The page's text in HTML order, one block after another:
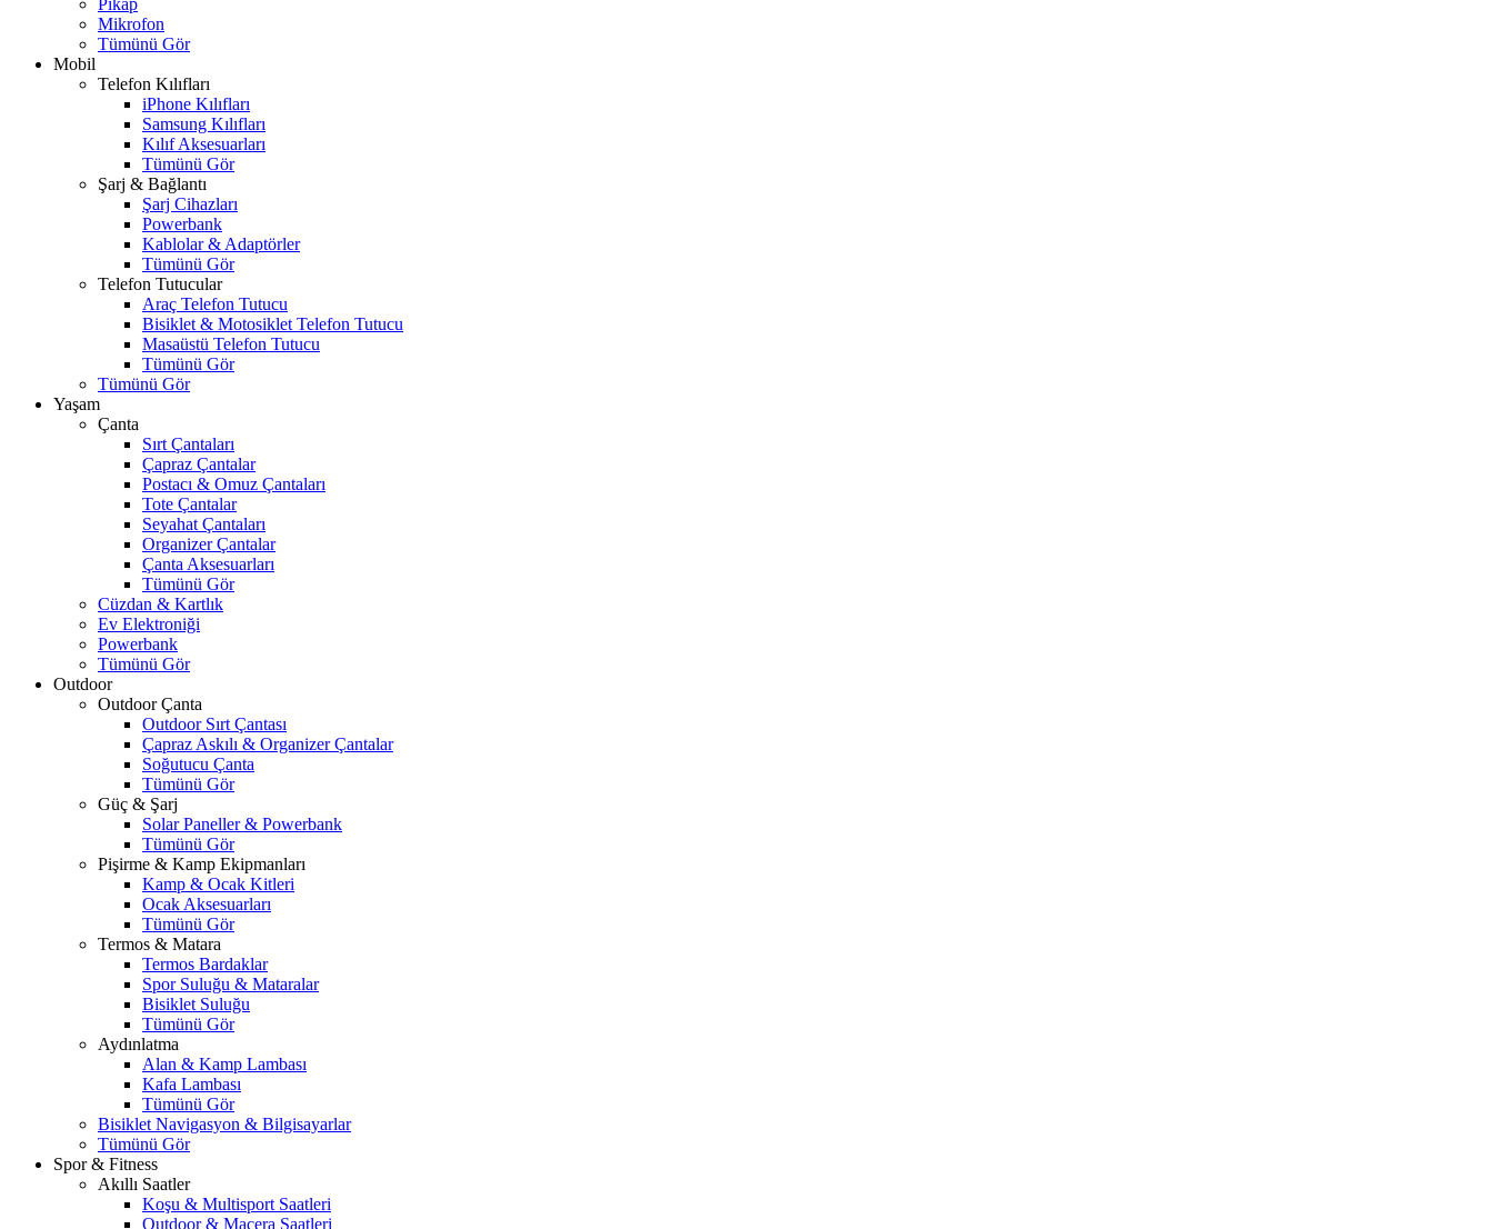
Pikap
Mikrofon
Tümünü Gör
Mobil
Telefon Kılıfları
iPhone Kılıfları
Samsung Kılıfları
Kılıf Aksesuarları
Tümünü Gör
Şarj & Bağlantı
Şarj Cihazları
Powerbank
Kablolar & Adaptörler
Tümünü Gör
Telefon Tutucular
Araç Telefon Tutucu
Bisiklet & Motosiklet Telefon Tutucu
Masaüstü Telefon Tutucu
Tümünü Gör
Tümünü Gör
Yaşam
Çanta
Sırt Çantaları
Çapraz Çantalar
Postacı & Omuz Çantaları
Tote Çantalar
Seyahat Çantaları
Organizer Çantalar
Çanta Aksesuarları
Tümünü Gör
Cüzdan & Kartlık
Ev Elektroniği
Powerbank
Tümünü Gör
Outdoor
Outdoor Çanta
Outdoor Sırt Çantası
Çapraz Askılı & Organizer Çantalar
Soğutucu Çanta
Tümünü Gör
Güç & Şarj
Solar Paneller & Powerbank
Tümünü Gör
Pişirme & Kamp Ekipmanları
Kamp & Ocak Kitleri
Ocak Aksesuarları
Tümünü Gör
Termos & Matara
Termos Bardaklar
Spor Suluğu & Mataralar
Bisiklet Suluğu
Tümünü Gör
Aydınlatma
Alan & Kamp Lambası
Kafa Lambası
Tümünü Gör
Bisiklet Navigasyon & Bilgisayarlar
Tümünü Gör
Spor & Fitness
Akıllı Saatler
Koşu & Multisport Saatleri
Outdoor & Macera Saatleri